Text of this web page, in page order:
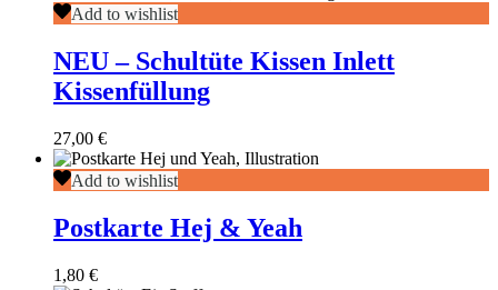
NEU
–
Schultüte
Kissen
Inlett
Kissenfüllung
Add to wishlist
NEU – Schultüte Kissen Inlett
Kissenfüllung
27,00 €
Postkarte
Hej
&
Yeah
Add to wishlist
Postkarte Hej & Yeah
1,80 €